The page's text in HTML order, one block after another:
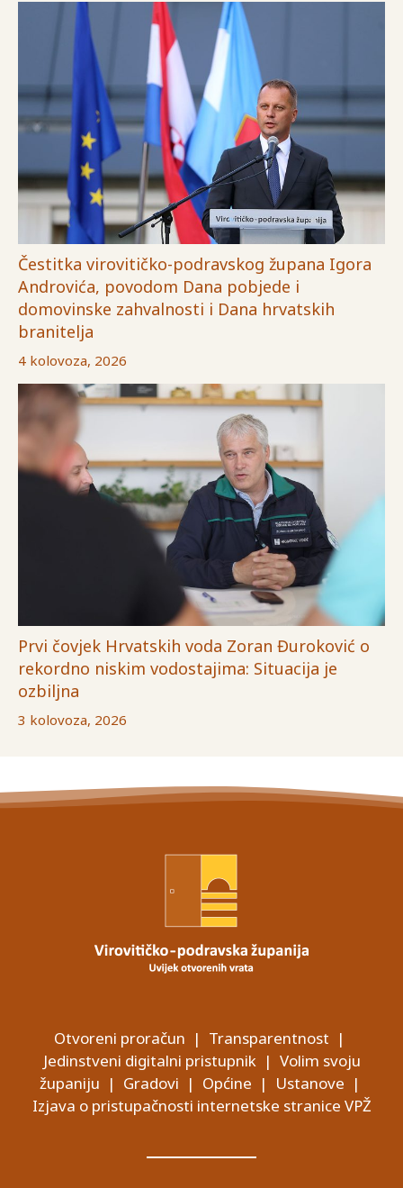
Čestitka virovitičko-podravskog župana Igora
Androvića, povodom Dana pobjede i
domovinske zahvalnosti i Dana hrvatskih
branitelja
4 kolovoza, 2026
Prvi čovjek Hrvatskih voda Zoran Đuroković o
rekordno niskim vodostajima: Situacija je
ozbiljna
3 kolovoza, 2026
Otvoreni proračun | Transparentnost |
Jedinstveni digitalni pristupnik| Volim svoju
županiju | Gradovi | Općine | Ustanove |
Izjava o pristupačnosti internetske stranice VPŽ